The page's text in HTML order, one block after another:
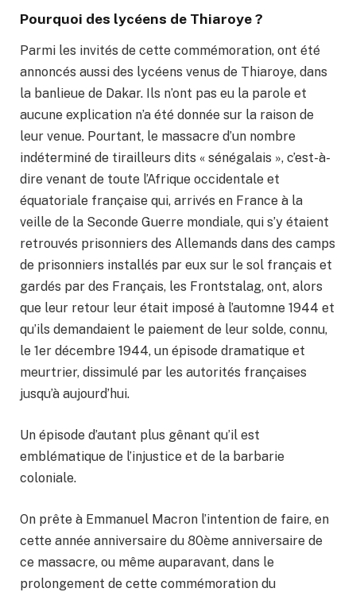
Pourquoi des lycéens de Thiaroye ?
Parmi les invités de cette commémoration, ont été
annoncés aussi des lycéens venus de Thiaroye, dans
la banlieue de Dakar. Ils n’ont pas eu la parole et
aucune explication n’a été donnée sur la raison de
leur venue. Pourtant, le massacre d’un nombre
indéterminé de tirailleurs dits « sénégalais », c’est-à-
dire venant de toute l’Afrique occidentale et
équatoriale française qui, arrivés en France à la
veille de la Seconde Guerre mondiale, qui s’y étaient
retrouvés prisonniers des Allemands dans des camps
de prisonniers installés par eux sur le sol français et
gardés par des Français, les Frontstalag, ont, alors
que leur retour leur était imposé à l’automne 1944 et
qu’ils demandaient le paiement de leur solde, connu,
le 1er décembre 1944, un épisode dramatique et
meurtrier, dissimulé par les autorités françaises
jusqu’à aujourd’hui.
Un épisode d’autant plus gênant qu’il est
emblématique de l’injustice et de la barbarie
coloniale.
On prête à Emmanuel Macron l’intention de faire, en
cette année anniversaire du 80ème anniversaire de
ce massacre, ou même auparavant, dans le
prolongement de cette commémoration du